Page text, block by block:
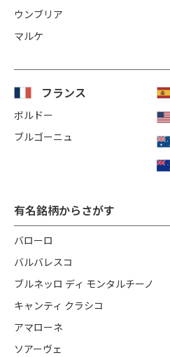
ウンブリア
マルケ
フランス
ボルドー
ブルゴーニュ
有名銘柄からさがす
バローロ
バルバレスコ
ブルネッロ ディ モンタルチーノ
キャンティ クラシコ
アマローネ
ソアーヴェ